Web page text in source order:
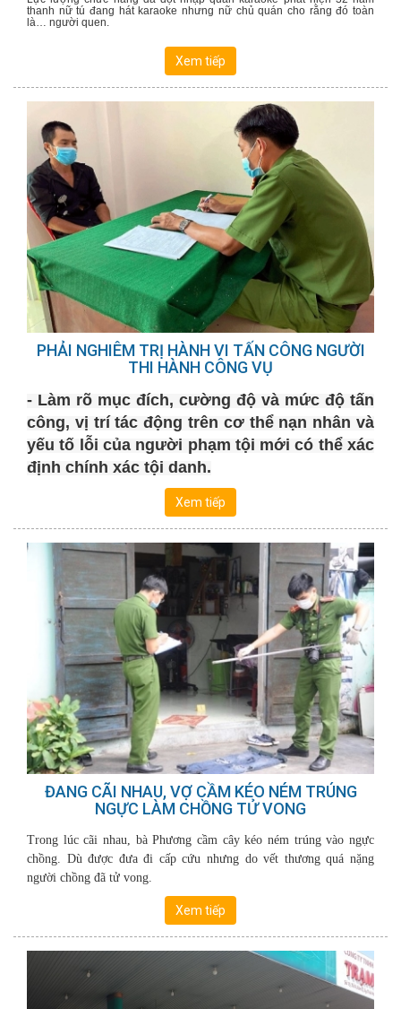
thanh nữ tú đang hát karaoke nhưng nữ chủ quán cho rằng đó toàn
là… người quen.
Xem tiếp
PHẢI NGHIÊM TRỊ HÀNH VI TẤN CÔNG NGƯỜI
THI HÀNH CÔNG VỤ
- Làm rõ mục đích, cường độ và mức độ tấn
công, vị trí tác động trên cơ thể nạn nhân và
yếu tố lỗi của người phạm tội mới có thể xác
định chính xác tội danh.
Xem tiếp
ĐANG CÃI NHAU, VỢ CẦM KÉO NÉM TRÚNG
NGỰC LÀM CHỒNG TỬ VONG
Trong lúc cãi nhau, bà Phương cầm cây kéo ném trúng vào ngực
chồng. Dù được đưa đi cấp cứu nhưng do vết thương quá nặng
người chồng đã tử vong.
Xem tiếp